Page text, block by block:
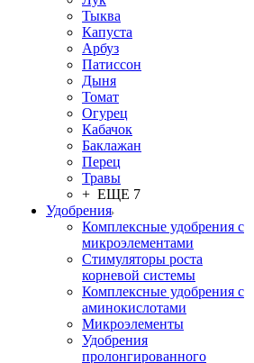
Тыква
Капуста
Арбуз
Патиссон
Дыня
Томат
Огурец
Кабачок
Баклажан
Перец
Травы
+ ЕЩЕ 7
Удобрения
Комплексные удобрения с
микроэлементами
Стимуляторы роста
корневой системы
Комплексные удобрения с
аминокислотами
Микроэлементы
Удобрения
пролонгированного